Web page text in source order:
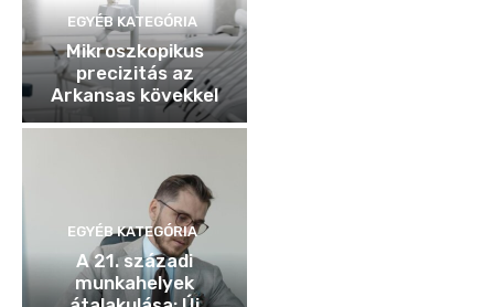
EGYÉB KATEGÓRIA
Mikroszkopikus
precizitás az
Arkansas kövekkel
EGYÉB KATEGÓRIA
A 21. századi
munkahelyek